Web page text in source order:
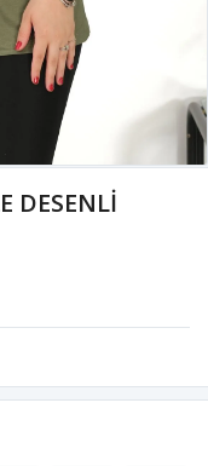
DESENLİ